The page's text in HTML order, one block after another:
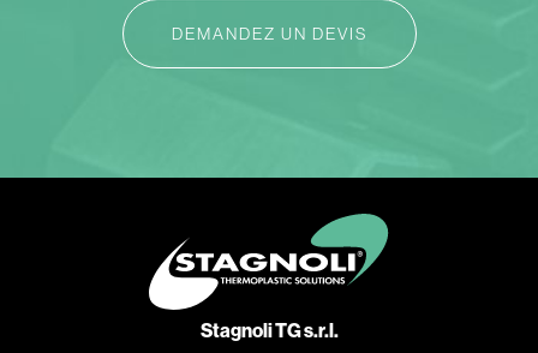
DEMANDEZ UN DEVIS
Stagnoli TG s.r.l.